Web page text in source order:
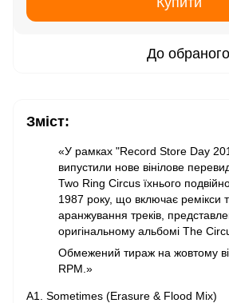
До обраного
Зміст:
«У рамках "Record Store Day
випустили нове вінілове
Two Ring Circus їхнього
1987 року, що включає ремікси
аранжування треків,
оригінальному альбомі The
Обмежений тираж на жовтому
RPM.»
A1. Sometimes (Erasure & Flood Mix)